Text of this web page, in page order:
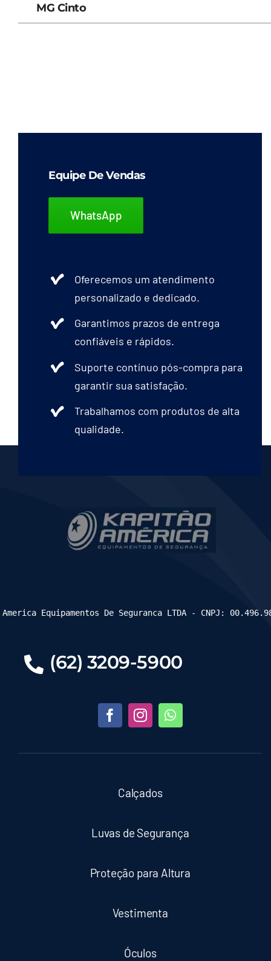
MG Cinto
Equipe De Vendas
WhatsApp
Oferecemos um atendimento
personalizado e dedicado.
Garantimos prazos de entrega
confiáveis e rápidos.
Suporte contínuo pós-compra para
garantir sua satisfação.
Trabalhamos com produtos de alta
qualidade.
(62) 3209-5900
Calçados
Luvas de Segurança
Proteção para Altura
Vestimenta
Óculos
Equipamentos De Seguranca LTDA - CNPJ: